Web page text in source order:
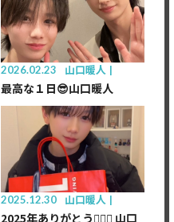
2026.02.23 山口暖人
最高な１日😎山口暖人
2025.12.30 山口暖人
2025年ありがとう🙇🏻‍♂️ 山口